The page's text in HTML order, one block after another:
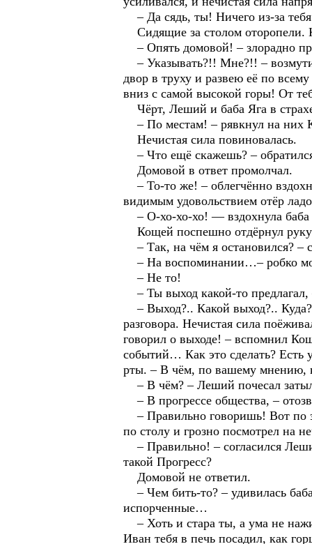
– Да сядь, ты! Ничего из-за
Сидящие за столом оторопели.
– Опять домовой! – злорадно
– Указывать?!! Мне?!! –
двор в труху и развею её по
вниз с самой высокой горы! От
Чёрт, Леший и баба Яга в
– По местам! – рявкнул на них
Нечистая сила повиновалась.
– Что ещё скажешь? –
Домовой в ответ промолчал.
– То-то же! – облегчённо
видимым удовольствием отёр
– О-хо-хо-хо! — вздохнула
Кощей поспешно отдёрнул руку
– Так, на чём я остановился? –
– На воспоминании…– робко
– Не то!
– Ты выход какой-то предлагал,
– Выход?.. Какой выход?..
разговора. Нечистая сила
говорил о выходе! – вспомнил
событий… Как это сделать? Есть
рты. – В чём, по вашему мнению,
– В чём? – Леший почесал
– В прогрессе общества, –
– Правильно говоришь! Вот по
по столу и грозно посмотрел на
– Правильно! – согласился
такой Прогресс?
Домовой не ответил.
– Чем бить-то? – удивилась
испорченные…
– Хоть и стара ты, а ума не
Иван тебя в печь посадил, как